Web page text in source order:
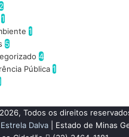
1
1
5
4
Pública 1
Todos os direitos
Dalva | Estado de Minas